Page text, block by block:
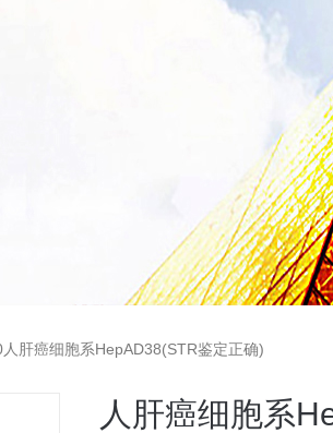
肝癌细胞系HepAD38(STR鉴定正确)
人肝癌细胞系